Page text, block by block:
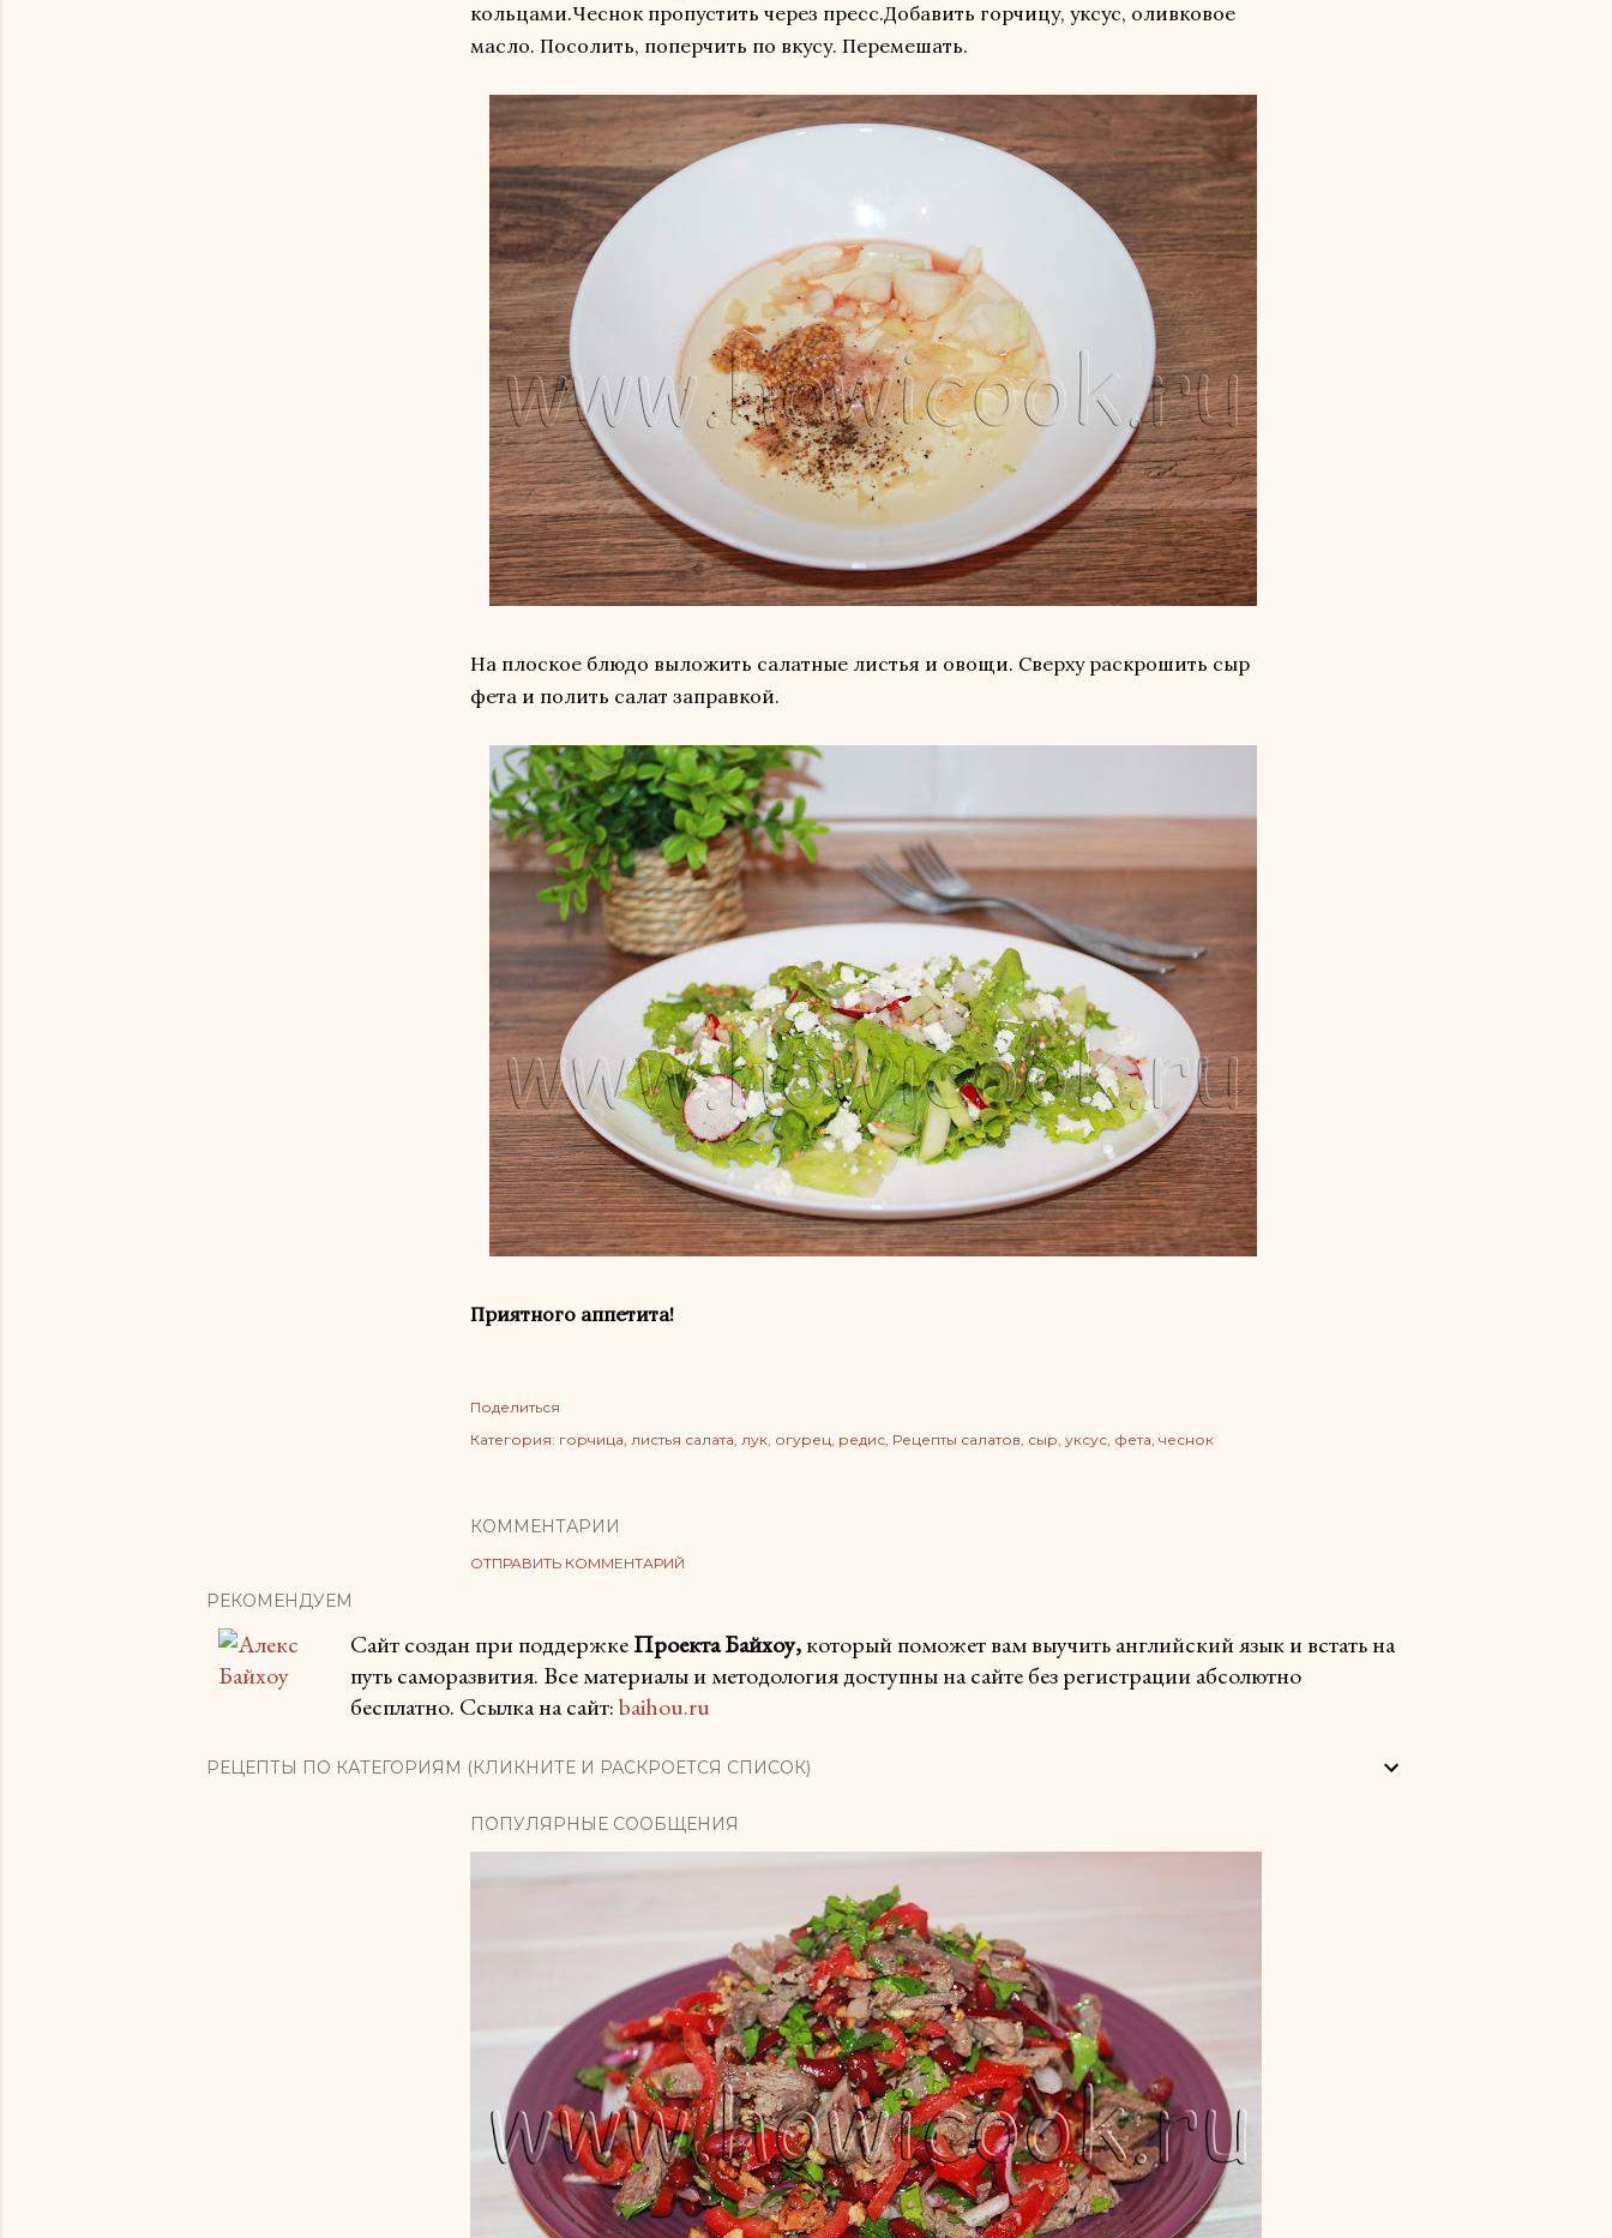
кольцами.Чеснок пропустить через пресс.Добавить горчицу, уксус, оливковое
масло. Посолить, поперчить по вкусу. Перемешать.
На плоское блюдо выложить салатные листья и овощи. Сверху раскрошить сыр
фета и полить салат заправкой.
Приятного аппетита!
Поделиться
Категория: горчица листья салата лук огурец редис Рецепты салатов сыр уксус фета чеснок
КОММЕНТАРИИ
ОТПРАВИТЬ КОММЕНТАРИЙ
РЕКОМЕНДУЕМ
Сайт создан при поддержкеПроекта Байхоу,который поможет вам выучить английский язык и встать на
путь саморазвития. Все материалы и методология доступны на сайте без регистрации абсолютно
бесплатно. Ссылка на сайт:baihou.ru
РЕЦЕПТЫ ПО КАТЕГОРИЯМ (КЛИКНИТЕ И РАСКРОЕТСЯ СПИСОК)
ПОПУЛЯРНЫЕ СООБЩЕНИЯ